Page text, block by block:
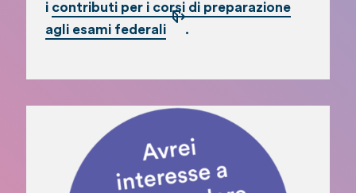
i contributi per i corsi di preparazione
agli esami federali
.